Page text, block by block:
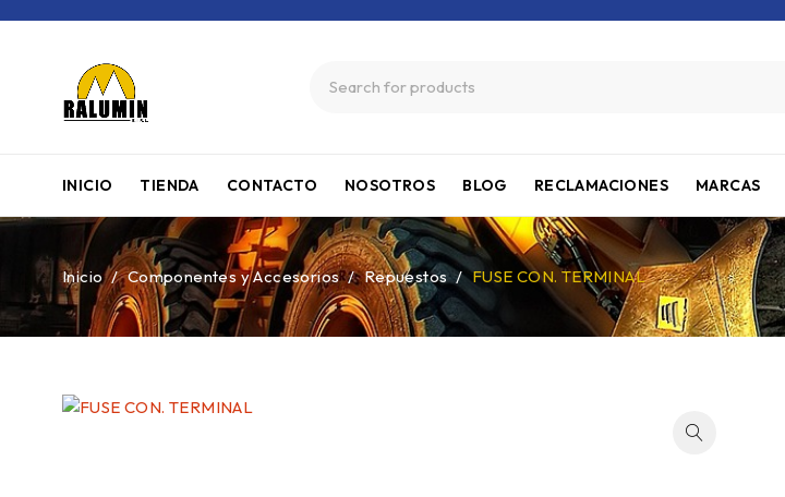
INICIO TIENDA CONTACTO NOSOTROS BLOG RECLAMACIONES MARCAS
Inicio / Componentes y Accesorios / Repuestos / FUSE CON. TERMINAL